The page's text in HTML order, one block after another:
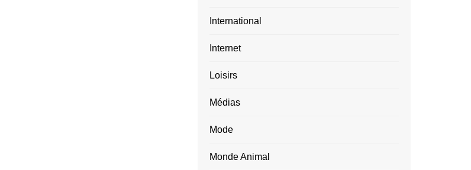
International
Internet
Loisirs
Médias
Mode
Monde Animal